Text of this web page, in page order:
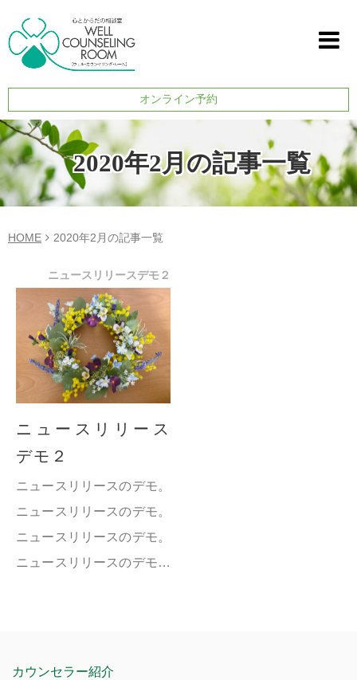
オンライン予約
2020年2月の記事一覧
HOME 2020年2月の記事一覧
ニュースリリースデモ２
ニュースリリース
デモ２
ニュースリリースのデモ。
ニュースリリースのデモ。
ニュースリリースのデモ。
ニュースリリースのデモ。
ニュースリリースのデ
カウンセラー紹介